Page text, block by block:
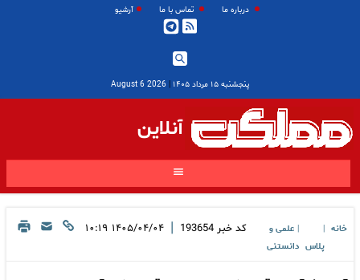
درباره ما تماس با ما آرشیو
پنجشنبه ۱۵ مرداد ۱۴۰۵ |
2026 August 6
آنلاین
خانه
پلاس
علمی و
دانستنی
کد خبر 193654
| ۱۴۰۵/۰۴/۰۴ ۱۰:۱۹